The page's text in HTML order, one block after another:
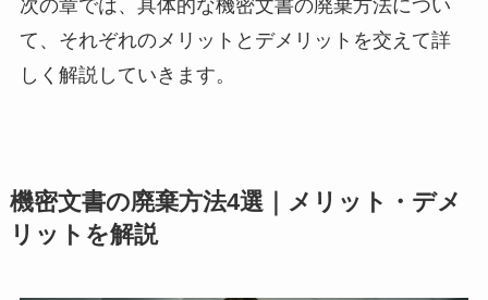
次の章では、具体的な機密文書の廃棄方法につい
て、それぞれのメリットとデメリットを交えて詳
しく解説していきます。
機密文書の廃棄方法4選｜メリット・デメ
リットを解説